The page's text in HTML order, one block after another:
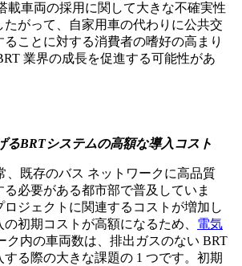
載車両の採用に関して大きな不確実性
たがって、自家用車の代わりに公共交
ことに対する消費者の嗜好の高まり
業界の成長を促進する可能性があ
るBRTシステムの高額な導入コスト
、既存のバス ネットワークに高品質
必要がある都市部で普及していま
ジェクトに関連するコストが増加し
初期コストが高額になるため、 電気
ク内の車両数は、排出ガスのない BRT
る際の大きな課題の 1 つです。初期